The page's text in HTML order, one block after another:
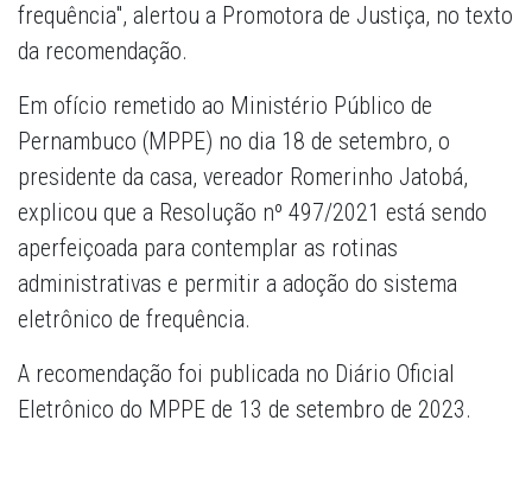
frequência", alertou a Promotora de Justiça, no texto
da recomendação.
Em ofício remetido ao Ministério Público de
Pernambuco (MPPE) no dia 18 de setembro, o
presidente da casa, vereador Romerinho Jatobá,
explicou que a Resolução nº 497/2021 está sendo
aperfeiçoada para contemplar as rotinas
administrativas e permitir a adoção do sistema
eletrônico de frequência.
A recomendação foi publicada no Diário Oficial
Eletrônico do MPPE de 13 de setembro de 2023.